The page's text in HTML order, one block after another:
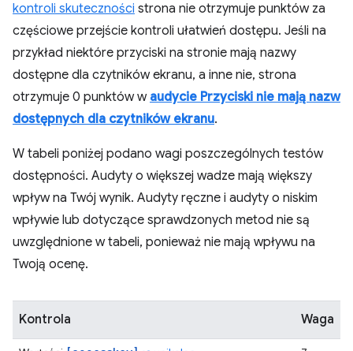
kontroli skuteczności strona nie otrzymuje punktów za
częściowe przejście kontroli ułatwień dostępu. Jeśli na
przykład niektóre przyciski na stronie mają nazwy
dostępne dla czytników ekranu, a inne nie, strona
otrzymuje 0 punktów w audycie Przyciski nie mają nazw
dostępnych dla czytników ekranu.
W tabeli poniżej podano wagi poszczególnych testów
dostępności. Audyty o większej wadze mają większy
wpływ na Twój wynik. Audyty ręczne i audyty o niskim
wpływie lub dotyczące sprawdzonych metod nie są
uwzględnione w tabeli, ponieważ nie mają wpływu na
Twoją ocenę.
Kontrola Waga